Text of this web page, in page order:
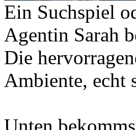
Ein Suchspiel
Agentin Sarah
Die
Ambiente, echt
Unten